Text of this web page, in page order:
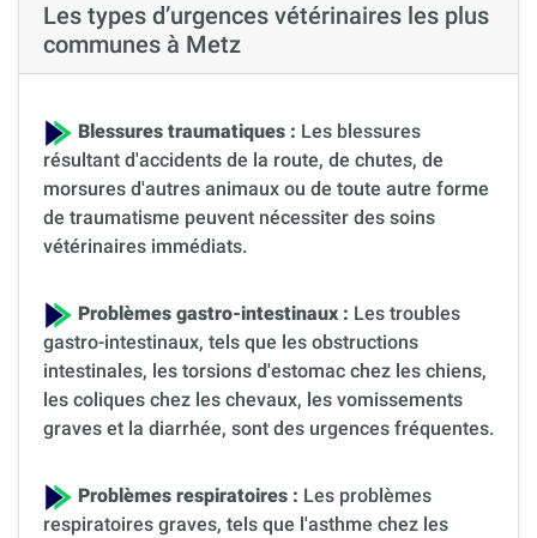
Les types d’urgences vétérinaires les plus
communes à Metz
Blessures traumatiques : Les blessures
résultant d'accidents de la route, de chutes, de
morsures d'autres animaux ou de toute autre forme
de traumatisme peuvent nécessiter des soins
vétérinaires immédiats.
Problèmes gastro-intestinaux : Les troubles
gastro-intestinaux, tels que les obstructions
intestinales, les torsions d'estomac chez les chiens,
les coliques chez les chevaux, les vomissements
graves et la diarrhée, sont des urgences fréquentes.
Problèmes respiratoires : Les problèmes
respiratoires graves, tels que l'asthme chez les